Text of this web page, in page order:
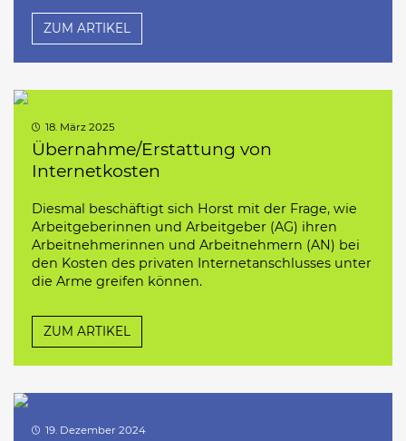
ZUM ARTIKEL
18. März 2025
Übernahme/Erstattung von
Internetkosten
Diesmal beschäftigt sich Horst mit der Frage, wie
Arbeitgeberinnen und Arbeitgeber (AG) ihren
Arbeitnehmerinnen und Arbeitnehmern (AN) bei
den Kosten des privaten Internetanschlusses unter
die Arme greifen können.
ZUM ARTIKEL
19. Dezember 2024